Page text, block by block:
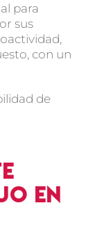
para
sus
con un
de
en